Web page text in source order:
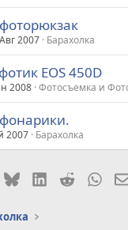
2007 Барахолка
EOS 450D
2008 Фотосъемка и
2007 Барахолка
BlueskyLinkedIn
Reddit